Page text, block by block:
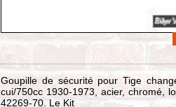
Goupille de sécurité pour Tige
cui/750cc 1930-1973, acier, chromé,
42269-70. Le Kit